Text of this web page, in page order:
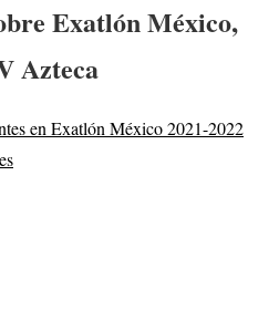
Exatlón México,
Azteca
en Exatlón México 2021-2022